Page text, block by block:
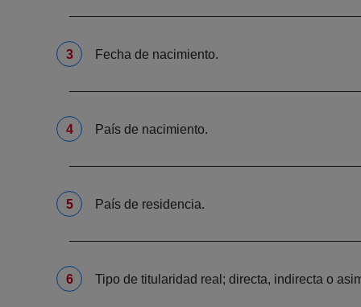
Fecha de nacimiento.
País de nacimiento.
País de residencia.
Tipo de titularidad real; directa, indirecta o